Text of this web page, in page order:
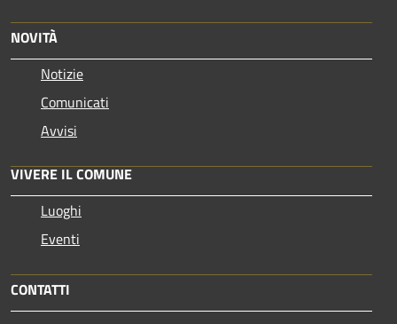
NOVITÀ
Notizie
Comunicati
Avvisi
VIVERE IL COMUNE
Luoghi
Eventi
CONTATTI